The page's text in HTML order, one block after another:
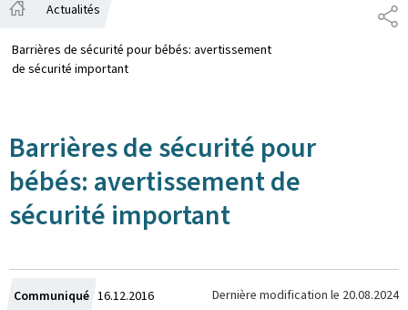
Actualités
Barrières de sécurité pour bébés: avertissement
de sécurité important
Barrières de sécurité pour
bébés: avertissement de
sécurité important
Communiqué Crée
16.12.2016 Dernière modification le 20.08.2024